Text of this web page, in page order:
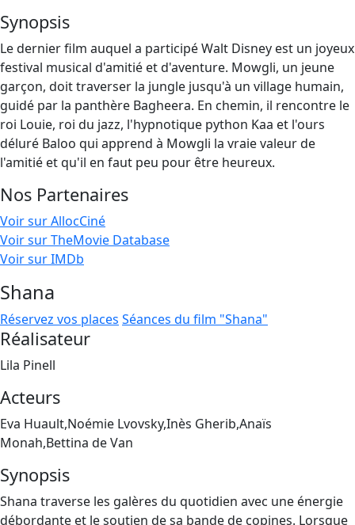
Synopsis
Le dernier film auquel a participé Walt Disney est un joyeux
festival musical d'amitié et d'aventure. Mowgli, un jeune
garçon, doit traverser la jungle jusqu'à un village humain,
guidé par la panthère Bagheera. En chemin, il rencontre le
roi Louie, roi du jazz, l'hypnotique python Kaa et l'ours
déluré Baloo qui apprend à Mowgli la vraie valeur de
l'amitié et qu'il en faut peu pour être heureux.
Nos Partenaires
Voir sur AllocCiné
Voir sur TheMovie Database
Voir sur IMDb
Shana
Réservez vos places Séances du film "Shana"
Réalisateur
Lila Pinell
Acteurs
Eva Huault,Noémie Lvovsky,Inès Gherib,Anaïs
Monah,Bettina de Van
Synopsis
Shana traverse les galères du quotidien avec une énergie
débordante et le soutien de sa bande de copines. Lorsque